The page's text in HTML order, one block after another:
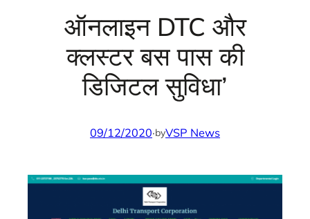
ऑनलाइन DTC और
क्लस्टर बस पास की
डिजिटल सुविधा’
09/12/2020·byVSP News